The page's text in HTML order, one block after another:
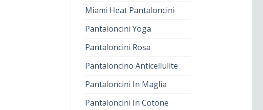
Miami Heat Pantaloncini
Pantaloncini Yoga
Pantaloncini Rosa
Pantaloncino Anticellulite
Pantaloncini In Maglia
Pantaloncini In Cotone